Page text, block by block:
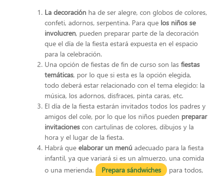
La decoración ha de ser alegre, con globos de colores,
confeti, adornos, serpentina. Para que los niños se
involucren, pueden preparar parte de la decoración
que el día de la fiesta estará expuesta en el espacio
para la celebración.
Una opción de fiestas de fin de curso son las fiestas
temáticas, por lo que si esta es la opción elegida,
todo deberá estar relacionado con el tema elegido: la
música, los adornos, disfraces, pinta caras, etc.
El día de la fiesta estarán invitados todos los padres y
amigos del cole, por lo que los niños pueden preparar
invitaciones con cartulinas de colores, dibujos y la
hora y el lugar de la fiesta.
Habrá que elaborar un menú adecuado para la fiesta
infantil, ya que variará si es un almuerzo, una comida
o una merienda.
Prepara sándwiches
para todos,